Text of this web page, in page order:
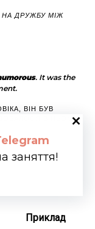
ДРУЖБУ МІЖ
. It was the
ВІН БУВ
В НЬОМУ
Приклад
заняття!